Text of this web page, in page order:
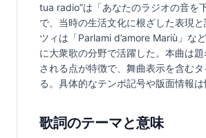
tua radio”は「あなたのラジオの音を
で、当時の生活文化に根ざした表現
ツィは「Parlami d’amore Mariù」な
に大衆歌の分野で活躍した。本曲は題
される点が特徴で、舞曲表示を含む
る。具体的なテンポ記号や版面情報は
歌詞のテーマと意味